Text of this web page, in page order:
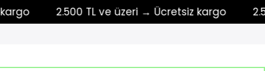
2.500 TL ve üzeri → Ücretsiz kargo 2.500